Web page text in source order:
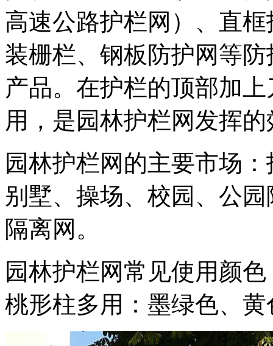
高速公路护栏网）、直
装栅栏、钢板防护网等
产品。在护栏的顶部加
用，是园林护栏网发挥
园林护栏网的主要市场
别墅、操场、校园、公
隔离网。
园林护栏网常见使用颜
桃形柱多用：墨绿色、